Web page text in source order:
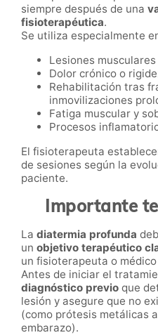
siempre después de una
fisioterapéutica.
Se utiliza especialmente
Lesiones
Dolor crónico o
Rehabilitación tras
inmovilizaciones
Fatiga muscular y
Procesos
El fisioterapeuta
de sesiones según la
paciente.
Importante
La diatermia profunda
un objetivo terapéutico
un fisioterapeuta o
Antes de iniciar el
diagnóstico previo que
lesión y asegure que no
(como prótesis metálicas
embarazo).